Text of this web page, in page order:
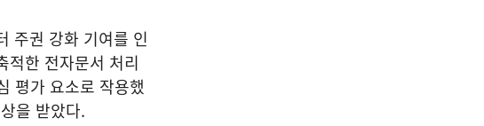
주권 강화 기여를 인
적한 전자문서 처리
평가 요소로 작용했
을 받았다.